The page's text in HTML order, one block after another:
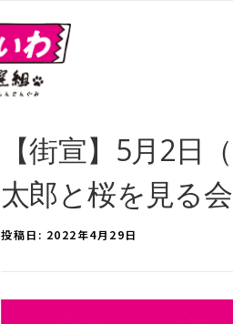
【街宣】5月2日
太郎と桜を見る
投稿日: 2022年4月29日